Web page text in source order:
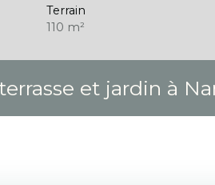
Terrain
110 m²
et jardin à